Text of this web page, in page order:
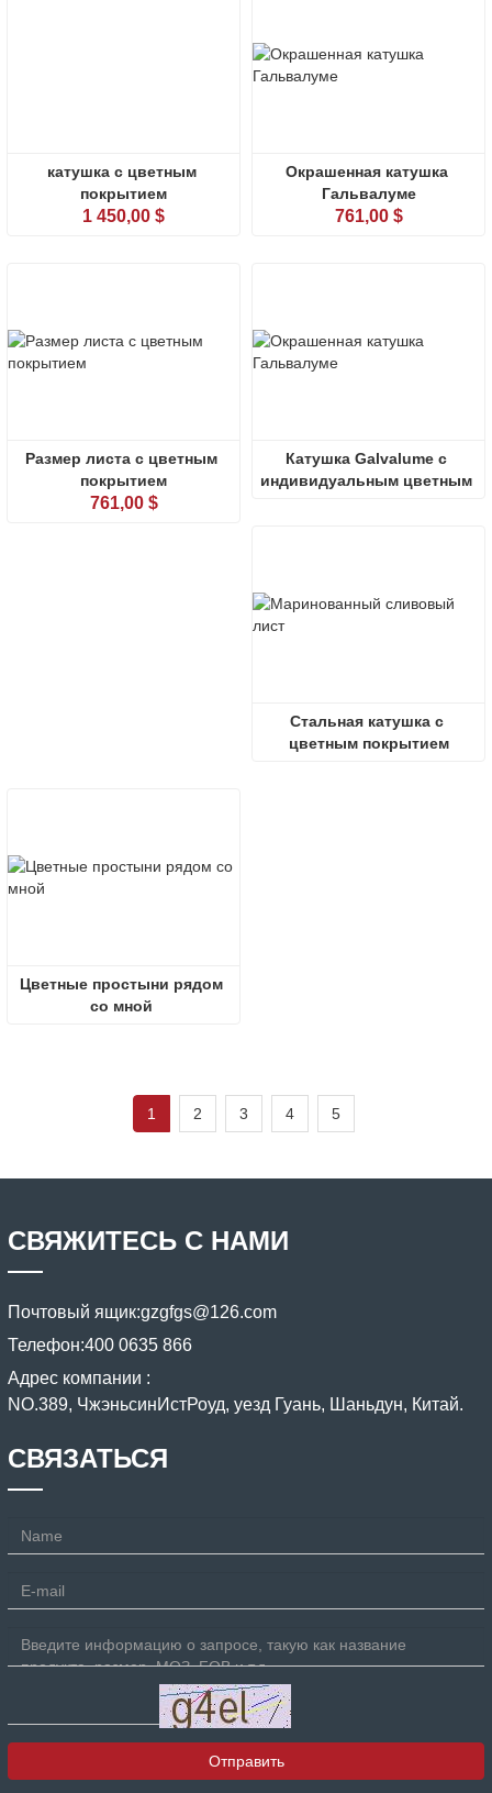
катушка с цветным
покрытием
1 450,00 $
Окрашенная катушка
Гальвалуме
761,00 $
Размер листа с цветным
покрытием
761,00 $
Катушка Galvalume с
индивидуальным цветным
Стальная катушка с
цветным покрытием
Цветные простыни рядом
1 2 3 4 5
СВЯЖИТЕСЬ С НАМИ
Почтовый ящик:gzgfgs@126.com
Телефон:400 0635 866
Адрес компании :
NO.389, ЧжэньсинИстРоуд, уезд Гуань, Шаньдун, Китай.
СВЯЗАТЬСЯ
Отправить